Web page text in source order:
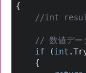
{
//int
// 数値デー
if (int
    {